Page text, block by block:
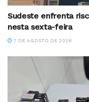
Sudeste enfrenta
nesta sexta-feira
7 DE AGOSTO DE 2026